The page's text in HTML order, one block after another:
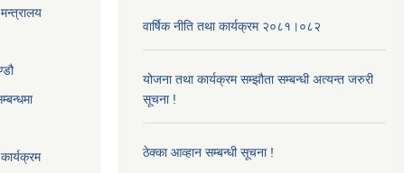
वार्षिक नीति तथा कार्यक्रम २०८१।०८२
योजना तथा कार्यक्रम सम्झौता सम्बन्धी अत्यन्त जरुरी
सूचना !
ठेक्का आव्हान सम्बन्धी सूचना !